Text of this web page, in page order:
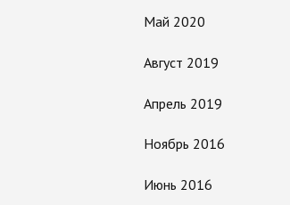
Май 2020
Август 2019
Апрель 2019
Ноябрь 2016
Июнь 2016